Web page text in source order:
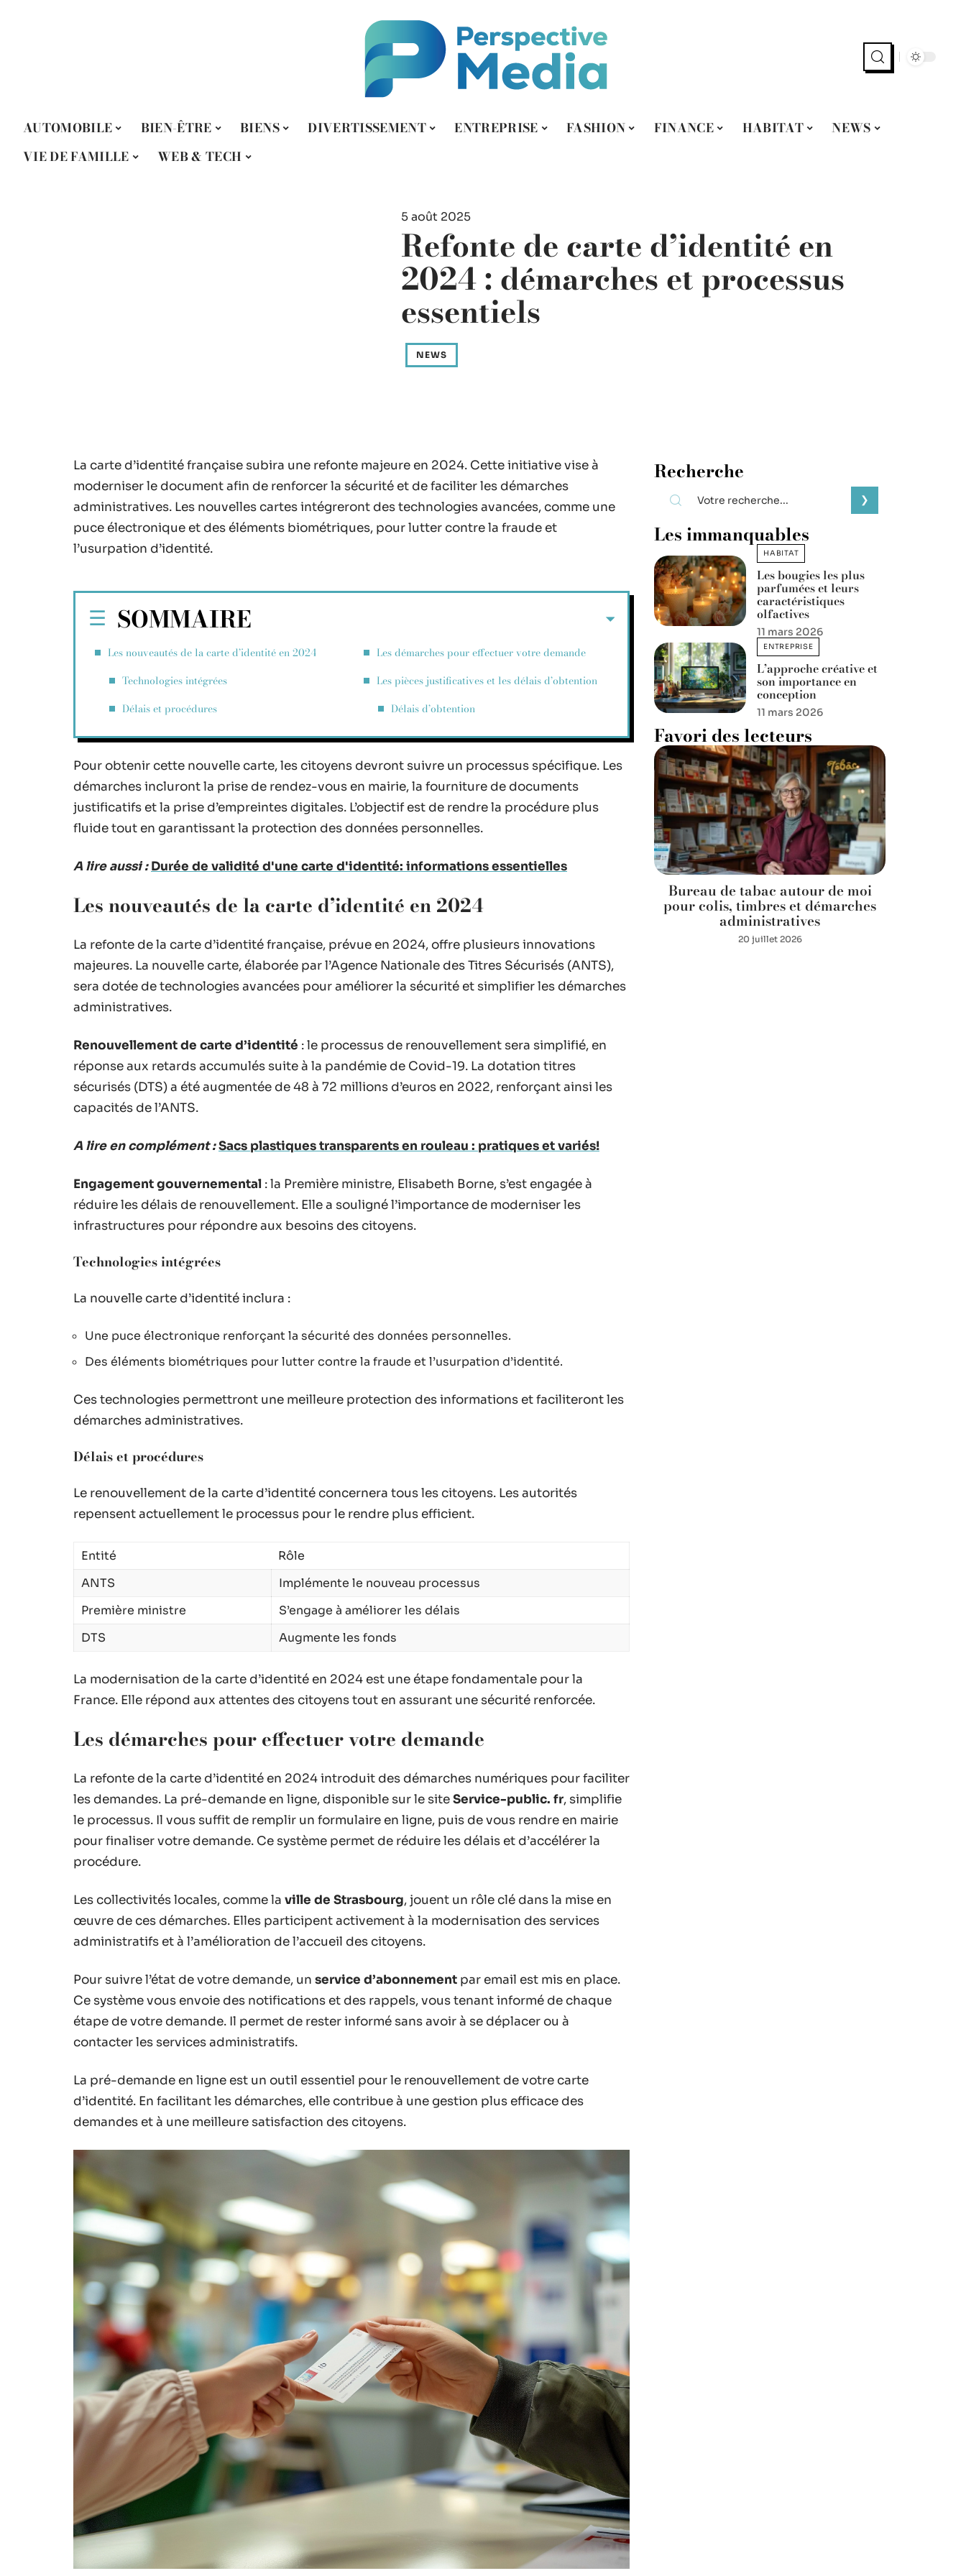
AUTOMOBILE BIEN-ÊTRE BIENS DIVERTISSEMENT ENTREPRISE FASHION FINANCE HABITAT
NEWS
VIE DE FAMILLE
WEB & TECH
5 août 2025
Refonte de carte d’identité en
2024 : démarches et processus
essentiels
NEWS
La carte d’identité française subira une refonte majeure en 2024. Cette initiative vise à
moderniser le document afin de renforcer la sécurité et de faciliter les démarches
administratives. Les nouvelles cartes intégreront des technologies avancées, comme une
puce électronique et des éléments biométriques, pour lutter contre la fraude et
l’usurpation d’identité.
SOMMAIRE
Les nouveautés de la carte d’identité en 2024
Technologies intégrées
Délais et procédures
Les démarches pour effectuer votre demande
Les pièces justificatives et les délais d’obtention
Délais d’obtention
Pour obtenir cette nouvelle carte, les citoyens devront suivre un processus spécifique. Les
démarches incluront la prise de rendez-vous en mairie, la fourniture de documents
justificatifs et la prise d’empreintes digitales. L’objectif est de rendre la procédure plus
fluide tout en garantissant la protection des données personnelles.
A lire aussi : Durée de validité d'une carte d'identité: informations essentielles
Les nouveautés de la carte d’identité en 2024
La refonte de la carte d’identité française, prévue en 2024, offre plusieurs innovations
majeures. La nouvelle carte, élaborée par l’Agence Nationale des Titres Sécurisés (ANTS),
sera dotée de technologies avancées pour améliorer la sécurité et simplifier les démarches
administratives.
Renouvellement de carte d’identité : le processus de renouvellement sera simplifié, en
réponse aux retards accumulés suite à la pandémie de Covid-19. La dotation titres
sécurisés (DTS) a été augmentée de 48 à 72 millions d’euros en 2022, renforçant ainsi les
capacités de l’ANTS.
A lire en complément :Sacs plastiques transparents en rouleau : pratiques et variés!
Engagement gouvernemental : la Première ministre, Elisabeth Borne, s’est engagée à
réduire les délais de renouvellement. Elle a souligné l’importance de moderniser les
infrastructures pour répondre aux besoins des citoyens.
Technologies intégrées
La nouvelle carte d’identité inclura :
Une puce électronique renforçant la sécurité des données personnelles.
Des éléments biométriques pour lutter contre la fraude et l’usurpation d’identité.
Ces technologies permettront une meilleure protection des informations et faciliteront les
démarches administratives.
Délais et procédures
Le renouvellement de la carte d’identité concernera tous les citoyens. Les autorités
repensent actuellement le processus pour le rendre plus efficient.
Entité
Rôle
ANTS
Implémente le nouveau processus
Première ministre
S’engage à améliorer les délais
DTS
Augmente les fonds
La modernisation de la carte d’identité en 2024 est une étape fondamentale pour la
France. Elle répond aux attentes des citoyens tout en assurant une sécurité renforcée.
Les démarches pour effectuer votre demande
La refonte de la carte d’identité en 2024 introduit des démarches numériques pour faciliter
les demandes. La pré-demande en ligne, disponible sur le siteService-public. fr, simplifie
le processus. Il vous suffit de remplir un formulaire en ligne, puis de vous rendre en mairie
pour finaliser votre demande. Ce système permet de réduire les délais et d’accélérer la
procédure.
Les collectivités locales, comme la ville de Strasbourg, jouent un rôle clé dans la mise en
œuvre de ces démarches. Elles participent activement à la modernisation des services
administratifs et à l’amélioration de l’accueil des citoyens.
Pour suivre l’état de votre demande, un service d’abonnement par email est mis en place.
Ce système vous envoie des notifications et des rappels, vous tenant informé de chaque
étape de votre demande. Il permet de rester informé sans avoir à se déplacer ou à
contacter les services administratifs.
La pré-demande en ligne est un outil essentiel pour le renouvellement de votre carte
d’identité. En facilitant les démarches, elle contribue à une gestion plus efficace des
demandes et à une meilleure satisfaction des citoyens.
Recherche
Les immanquables
HABITAT
Les bougies les plus
parfumées et leurs
caractéristiques
olfactives
11 mars 2026
ENTREPRISE
L’approche créative et
son importance en
conception
11 mars 2026
Favori des lecteurs
Bureau de tabac autour de moi
pour colis, timbres et démarches
administratives
20 juillet 2026